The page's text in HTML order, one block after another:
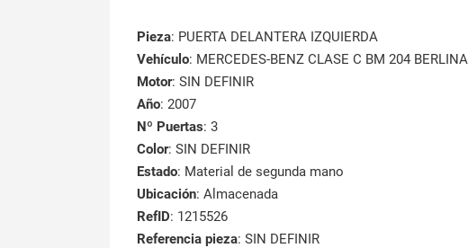
Pieza: PUERTA DELANTERA IZQUIERDA
Vehículo: MERCEDES-BENZ CLASE C BM 204 BERLINA
Motor: SIN DEFINIR
Año: 2007
Nº Puertas: 3
Color: SIN DEFINIR
Estado: Material de segunda mano
Ubicación: Almacenada
RefID: 1215526
Referencia pieza: SIN DEFINIR